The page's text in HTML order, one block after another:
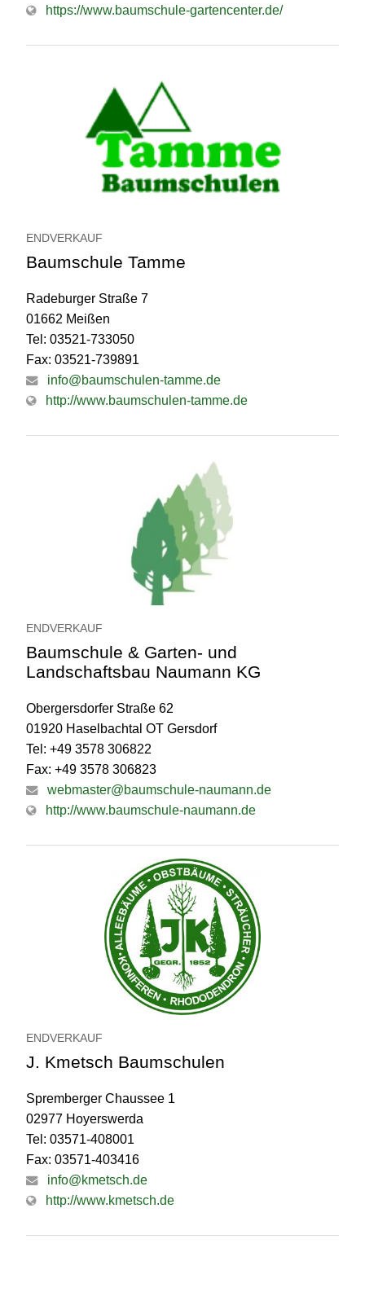
https://www.baumschule-gartencenter.de/
ENDVERKAUF
Baumschule Tamme
Radeburger Straße 7
01662 Meißen
Tel: 03521-733050
Fax: 03521-739891
info@baumschulen-tamme.de
http://www.baumschulen-tamme.de
ENDVERKAUF
Baumschule & Garten- und
Landschaftsbau Naumann KG
Obergersdorfer Straße 62
01920 Haselbachtal OT Gersdorf
Tel: +49 3578 306822
Fax: +49 3578 306823
webmaster@baumschule-naumann.de
http://www.baumschule-naumann.de
ENDVERKAUF
J. Kmetsch Baumschulen
Spremberger Chaussee 1
02977 Hoyerswerda
Tel: 03571-408001
Fax: 03571-403416
info@kmetsch.de
http://www.kmetsch.de